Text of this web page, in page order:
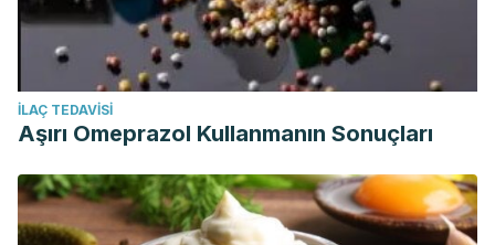
İLAÇ TEDAVISI
Aşırı Omeprazol Kullanmanın Sonuçları